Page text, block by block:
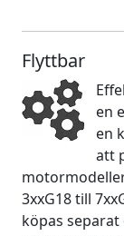
Flyttbar
en
en
att
3xxG18 till
köpas